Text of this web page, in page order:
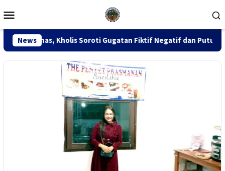
ke
Mobile
News
Soroti Gugatan Fiktif Negatif dan Putusan PK 155